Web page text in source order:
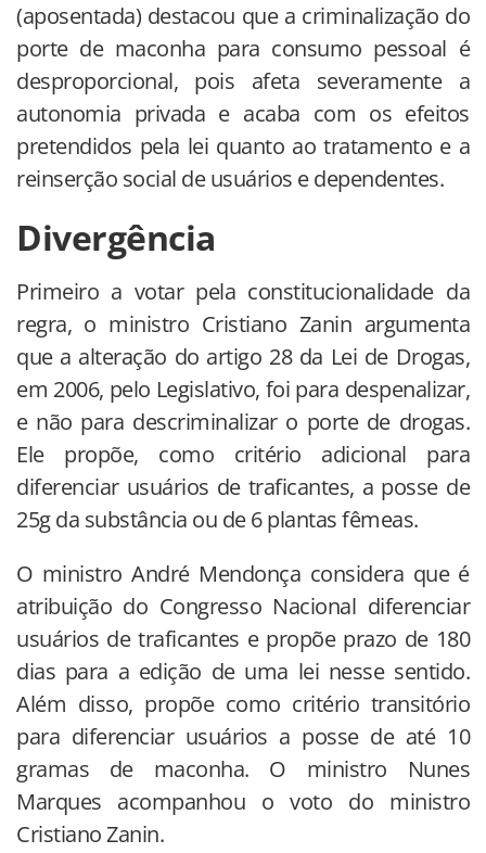
(aposentada) destacou que a criminalização do
porte de maconha para consumo pessoal é
desproporcional, pois afeta severamente a
autonomia privada e acaba com os efeitos
pretendidos pela lei quanto ao tratamento e a
reinserção social de usuários e dependentes.
Divergência
Primeiro a votar pela constitucionalidade da
regra, o ministro Cristiano Zanin argumenta
que a alteração do artigo 28 da Lei de Drogas,
em 2006, pelo Legislativo, foi para despenalizar,
e não para descriminalizar o porte de drogas.
Ele propõe, como critério adicional para
diferenciar usuários de traficantes, a posse de
25g da substância ou de 6 plantas fêmeas.
O ministro André Mendonça considera que é
atribuição do Congresso Nacional diferenciar
usuários de traficantes e propõe prazo de 180
dias para a edição de uma lei nesse sentido.
Além disso, propõe como critério transitório
para diferenciar usuários a posse de até 10
gramas de maconha. O ministro Nunes
Marques acompanhou o voto do ministro
Cristiano Zanin.